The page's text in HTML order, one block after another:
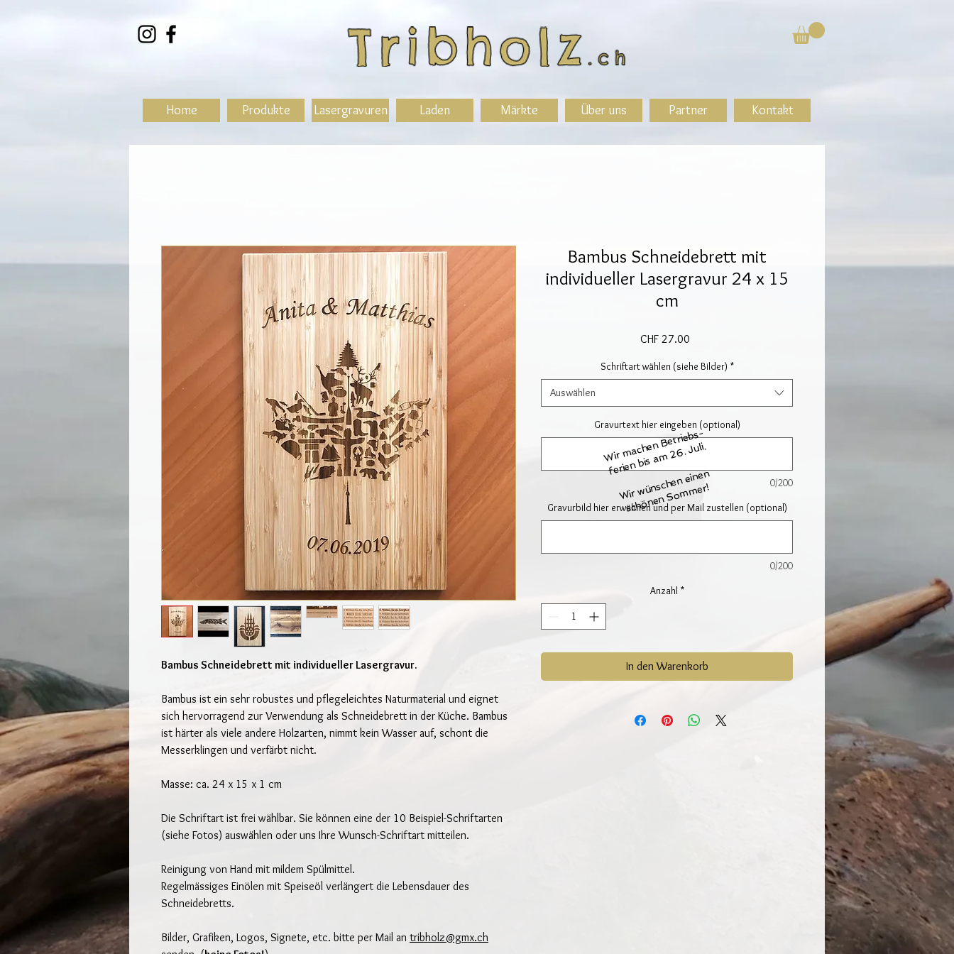
Home Produkte Lasergravuren Laden Märkte Über uns Partner Kontakt
Bambus Schneidebrett mit individueller Lasergravur.
Bambus ist ein sehr robustes und pflegeleichtes Naturmaterial und eignet
sich hervorragend zur Verwendung als Schneidebrett in der Küche. Bambus
ist härter als viele andere Holzarten, nimmt kein Wasser auf, schont die
Messerklingen und verfärbt nicht.
Masse: ca. 24 x 15 x 1 cm
Die Schriftart ist frei wählbar. Sie können eine der 10 Beispiel-Schriftarten
(siehe Fotos) auswählen oder uns Ihre Wunsch-Schriftart mitteilen.
Reinigung von Hand mit mildem Spülmittel.
Regelmässiges Einölen mit Speiseöl verlängert die Lebensdauer des
Schneidebretts.
Bilder, Grafiken, Logos, Signete, etc. bitte per Mail an tribholz@gmx.ch
Bambus Schneidebrett mit
individueller Lasergravur 24 x 15
cm
CHF 27.00
Schriftart wählen (siehe Bilder) *
Auswählen
Gravurtext hier eingeben (optional)
0/200
Gravurbild hier erwähnen und per Mail zustellen (optional)
0/200
Anzahl *
In den Warenkorb
Wir machen Betriebs-
ferien bis am 26. Juli.
Wir wünschen einen
schönen Sommer!